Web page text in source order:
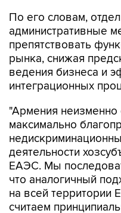
По его словам,
административные
препятствовать
рынка, снижая
ведения бизнеса и
интеграционных
"Армения неизменно
максимально
деятельности
ЕАЭС. Мы
что аналогичный
на всей
считаем